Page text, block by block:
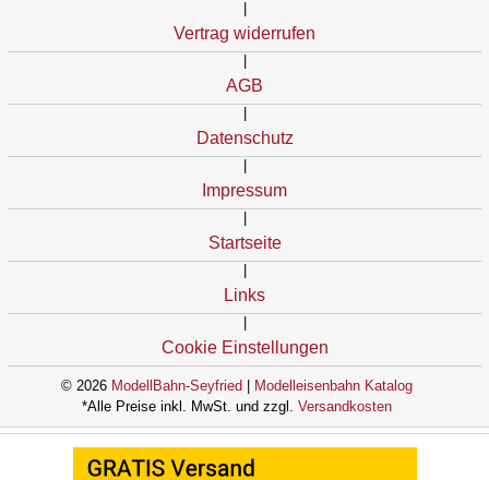
Vertrag widerrufen
AGB
Datenschutz
Impressum
Startseite
Links
Cookie Einstellungen
© 2026 ModellBahn-Seyfried
Modelleisenbahn Katalog
*Alle Preise inkl. MwSt. und zzgl. Versandkosten